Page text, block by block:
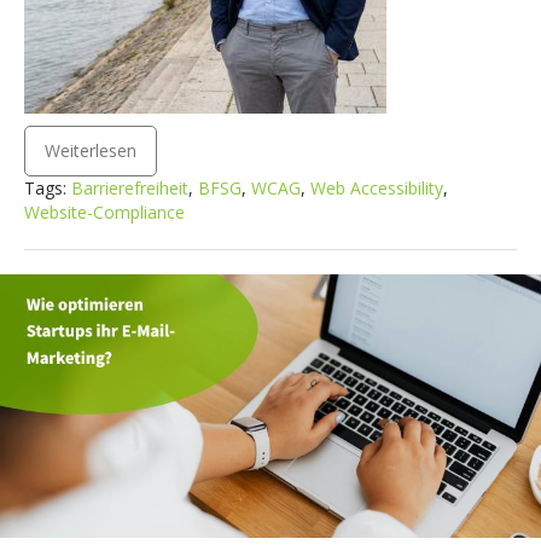
Weiterlesen
Tags: Barrierefreiheit, BFSG, WCAG, Web Accessibility,
Website-Compliance